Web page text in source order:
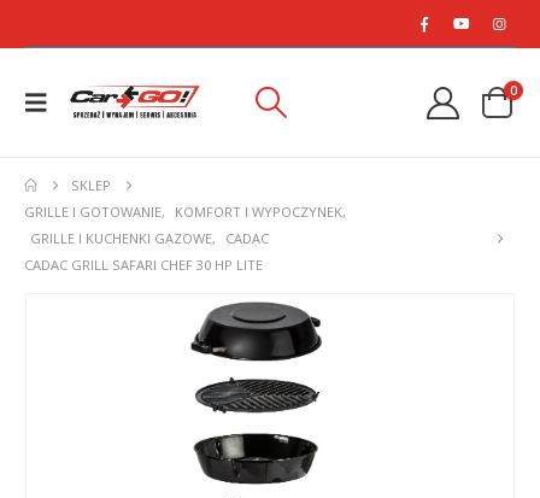
0
SKLEP
GRILLE I GOTOWANIE, KOMFORT I WYPOCZYNEK,
GRILLE I KUCHENKI GAZOWE,
CADAC
CADAC GRILL SAFARI CHEF 30 HP LITE